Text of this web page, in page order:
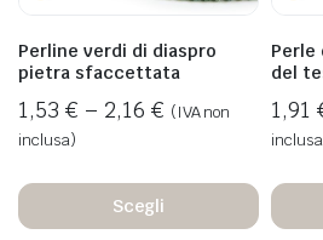
Perline verdi di diaspro
pietra sfaccettata
1,53 € – 2,16 € (IVA non
inclusa)
Scegli
del
1,91